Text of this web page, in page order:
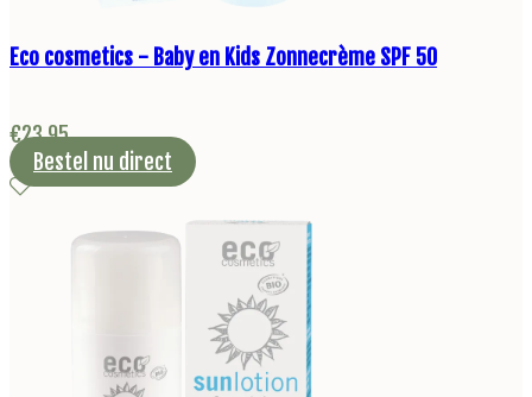
Eco cosmetics - Baby en Kids Zonnecrème SPF 50
€23,95
Bestel nu direct